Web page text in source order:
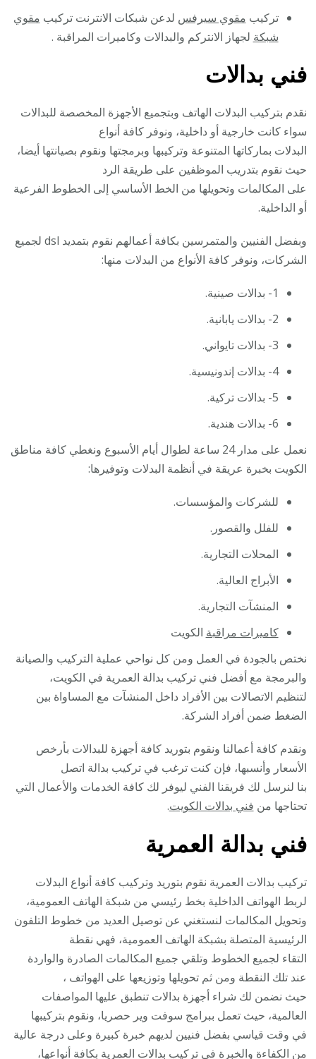
تركيب مقوي سيرفس لدعن شبكات الانترنت تركيب مقوي
شبكة لجهاز الانتركم والبدالات وكاميرات المراقبة .
فني بدالات
نقدم بتركيب البدلات الهاتف وبتجميع الأجهزة المخصصة للبدالات
سواء كانت خارجية أو داخلية، ونوفر كافة أنواع
البدلات بماركاتها المتنوعة وتركيبها وبرمجتها ونقوم بصيانتها أيضا،
حيث نقوم بتدريب الموظفين على طريقة الرد
على المكالمات وتحويلها من الخط الأساسي إلى الخطوط الفرعية
أو الداخلية.
وبفضل الفنيين والمتمرسين بكافة أعمالهم نقوم بتمديد dsl لجميع
الشركات، ونوفر كافة الأنواع من البدلات منها:
1- بدالات صينية.
2- بدالات يابانية.
3- بدالات تايواني.
4- بدالات إندونيسية.
5- بدالات تركية.
6- بدالات هندية.
نعمل على مدار 24 ساعة لطوال أيام الأسبوع ونغطي كافة مناطق
الكويت بخبرة عريقة في أنظمة البدلات وتوفيرها:
للشركات والمؤسسات.
للفلل والقصور.
المحلات التجارية.
الأبراج العالية.
المنشآت التجارية.
كاميرات مراقبة الكويت
نختص بالجودة في العمل ومن كل نواحي عملية التركيب والصيانة
والبرمجة مع أفضل فني تركيب بدالة العمرية في الكويت،
لتنظيم الاتصالات بين الأفراد داخل المنشآت مع المساواة بين
الضغط ضمن أفراد الشركة.
ونقدم كافة أعمالنا ونقوم بتوريد كافة أجهزة للبدالات بأرخص
الأسعار وأنسبها، فإن كنت ترغب في تركيب بدالة اتصل
بنا لنرسل لك فريقنا الفني ليوفر لك كافة الخدمات والأعمال التي
تحتاجها من فني بدالات الكويت.
فني بدالة العمرية
تركيب بدالات العمرية نقوم بتوريد وتركيب كافة أنواع البدلات
لربط الهواتف الداخلية بخط رئيسي من شبكة الهاتف العمومية،
وتحويل المكالمات لنستغني عن توصيل العديد من خطوط التلفون
الرئيسية المتصلة بشبكة الهاتف العمومية، فهي نقطة
التقاء لجميع الخطوط وتلقي جميع المكالمات الصادرة والواردة
عند تلك النقطة ومن ثم تحويلها وتوزيعها على الهواتف ،
حيث نضمن لك شراء أجهزة بدالات تنطبق عليها المواصفات
العالمية، حيث تعمل ببرامج سوفت وير حصريا، ونقوم بتركيبها
في وقت قياسي بفضل فنيين لديهم خبرة كبيرة وعلى درجة عالية
من الكفاءة والخبرة في تركيب بدالات العمرية بكافة أنواعها،